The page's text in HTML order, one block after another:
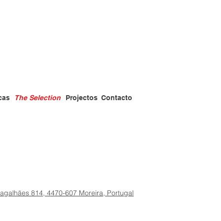
The Selection Projectos Contacto
814, 4470-607 Moreira, Portugal